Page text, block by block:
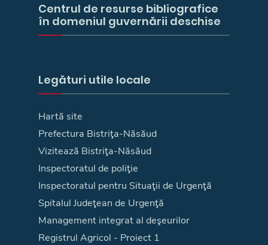
Centrul de resurse bibliografice
în domeniul guvernării deschise
Legături utile locale
Hartă site
Prefectura Bistriţa-Năsăud
Vizitează Bistriţa-Năsăud
Inspectoratul de poliţie
Inspectoratul pentru Situaţii de Urgenţă
Spitalul Judeţean de Urgenţă
Management integrat al deşeurilor
Registrul Agricol - Proiect 1